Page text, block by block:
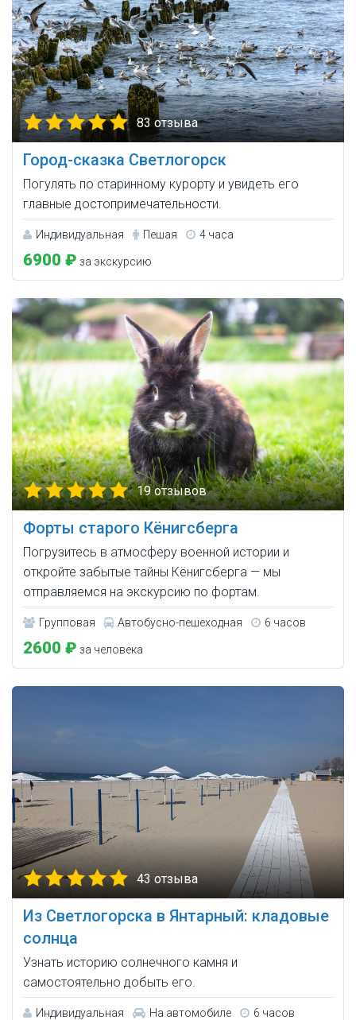
83 отзыва
Город-сказка Светлогорск
Погулять по старинному курорту и увидеть его
главные достопримечательности.
Индивидуальная Пешая 4 часа
6900 ₽ за экскурсию
19 отзывов
Форты старого Кёнигсберга
Погрузитесь в атмосферу военной истории и
откройте забытые тайны Кёнигсберга — мы
отправляемся на экскурсию по фортам.
Групповая Автобусно-пешеходная 6 часов
2600 ₽ за человека
43 отзыва
Из Светлогорска в Янтарный: кладовые
солнца
Узнать историю солнечного камня и
самостоятельно добыть его.
Индивидуальная На автомобиле 6 часов